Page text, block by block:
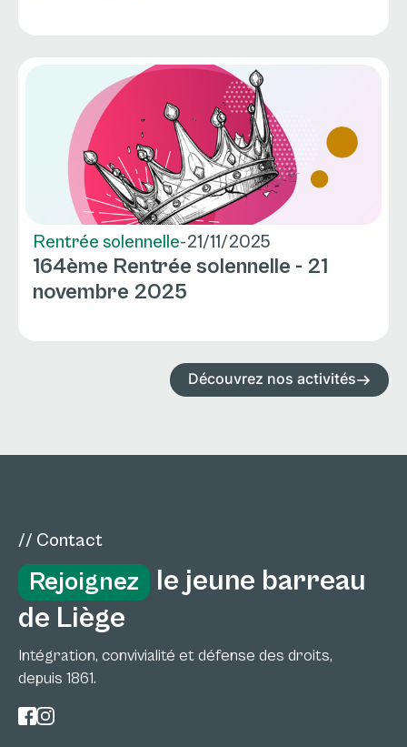
Rentrée solennelle-21/11/2025
164ème Rentrée solennelle - 21
novembre 2025
Découvrez nos activités
// Contact
Rejoignez
le jeune barreau
de Liège
Intégration, convivialité et défense des droits,
depuis 1861.